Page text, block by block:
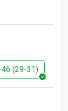
(29-31)